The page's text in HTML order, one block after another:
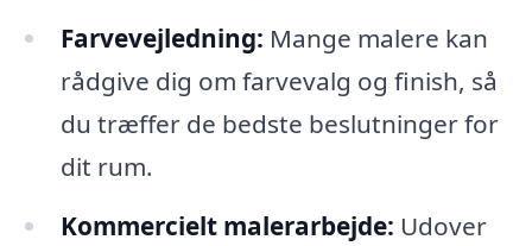
Farvevejledning: Mange malere kan
rådgive dig om farvevalg og finish, så
du træffer de bedste beslutninger for
dit rum.
Kommercielt malerarbejde: Udover